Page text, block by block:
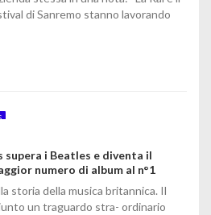
di Sanremo stanno lavorando
supera i Beatles e diventa il
numero di album al n°1
storia della musica britannica. Il
un traguardo stra- ordinario